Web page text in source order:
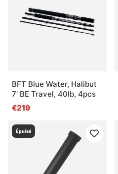
BFT Blue Water, Halibut
7' BE Travel, 40lb, 4pcs
€219
Épuisé